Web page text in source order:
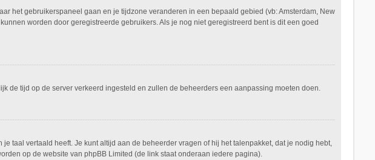
het gebruikerspaneel gaan en je tijdzone veranderen in een bepaald gebied (vb: Amsterdam, New
worden door geregistreerde gebruikers. Als je nog niet geregistreerd bent is dit een goed
de tijd op de server verkeerd ingesteld en zullen de beheerders een aanpassing moeten doen.
taal vertaald heeft. Je kunt altijd aan de beheerder vragen of hij het talenpakket, dat je nodig hebt,
op de website van phpBB Limited (de link staat onderaan iedere pagina).